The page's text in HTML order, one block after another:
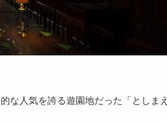
な人気を誇る遊園地だった「としまえ